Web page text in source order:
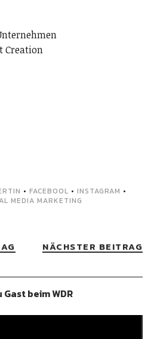
Creation
• FACEBOOL • INSTAGRAM •
MEDIA MARKETING
NÄCHSTER BEITRAG
beim WDR